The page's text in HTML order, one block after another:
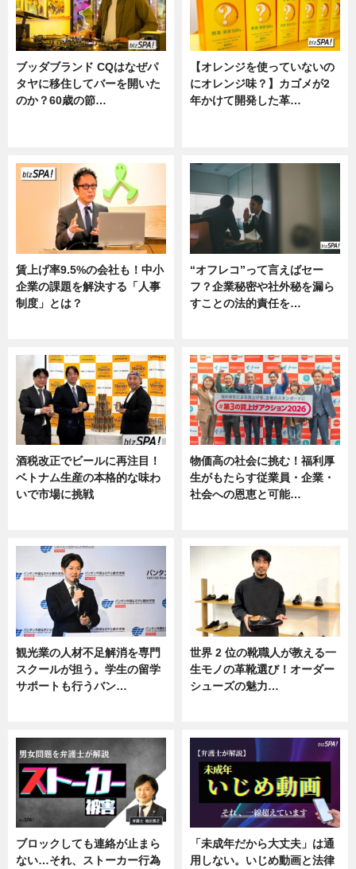
ブッダブランド CQはなぜパ
タヤに移住してバーを開いた
のか？60歳の節…
【オレンジを使っていないの
にオレンジ味？】カゴメが2
年かけて開発した革…
賃上げ率9.5%の会社も！中小
企業の課題を解決する「人事
制度」とは？
“オフレコ”って言えばセー
フ？企業秘密や社外秘を漏ら
すことの法的責任を…
酒税改正でビールに再注目！
ベトナム生産の本格的な味わ
いで市場に挑戦
物価高の社会に挑む！福利厚
生がもたらす従業員・企業・
社会への恩恵と可能…
観光業の人材不足解消を専門
スクールが担う。学生の留学
サポートも行うバン…
世界 2 位の靴職人が教える一
生モノの革靴選び！オーダー
シューズの魅力…
ブロックしても連絡が止まら
ない…それ、ストーカー行為
「未成年だから大丈夫」は通
用しない。いじめ動画と法律